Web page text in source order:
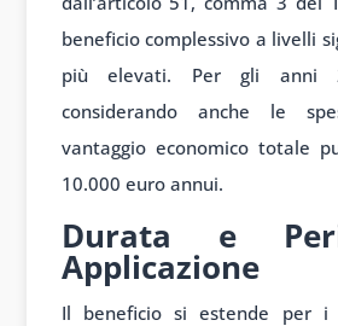
beneficio complessivo a livelli
più elevati. Per gli anni
considerando anche le
vantaggio economico totale
10.000 euro annui.
Durata e
Applicazione
Il beneficio si estende per